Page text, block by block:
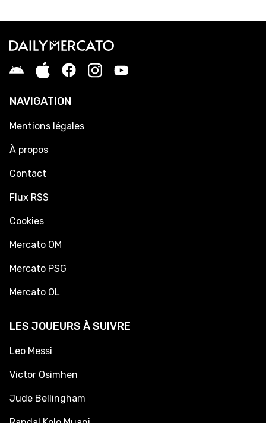
NAVIGATION
Mentions légales
À propos
Contact
Flux RSS
Cookies
Mercato OM
Mercato PSG
Mercato OL
LES JOUEURS À SUIVRE
Leo Messi
Victor Osimhen
Jude Bellingham